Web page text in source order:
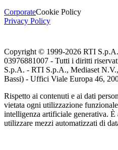
CorporateCookie Policy
Privacy Policy
Copyright © 1999-2026 RTI
03976881007 - Tutti i diritti
S.p.A. - RTI S.p.A., Mediaset
Bassi) - Uffici Viale Europa 46,
Rispetto ai contenuti e ai dati
vietata ogni utilizzazione
intelligenza artificiale generativa. È
utilizzare mezzi automatizzati di